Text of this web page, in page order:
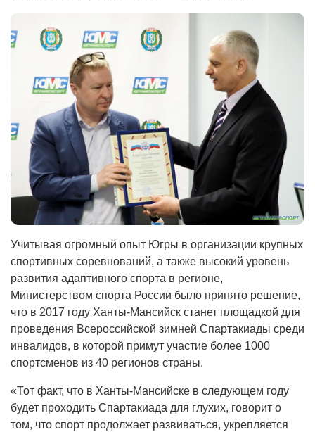
Учитывая огромный опыт Югры в организации крупных
спортивных соревнований, а также высокий уровень
развития адаптивного спорта в регионе,
Министерством спорта России было принято решение,
что в 2017 году Ханты-Мансийск станет площадкой для
проведения Всероссийской зимней Спартакиады среди
инвалидов, в которой примут участие более 1000
спортсменов из 40 регионов страны.
«Тот факт, что в Ханты-Мансийске в следующем году
будет проходить Спартакиада для глухих, говорит о
том, что спорт продолжает развиваться, укрепляется